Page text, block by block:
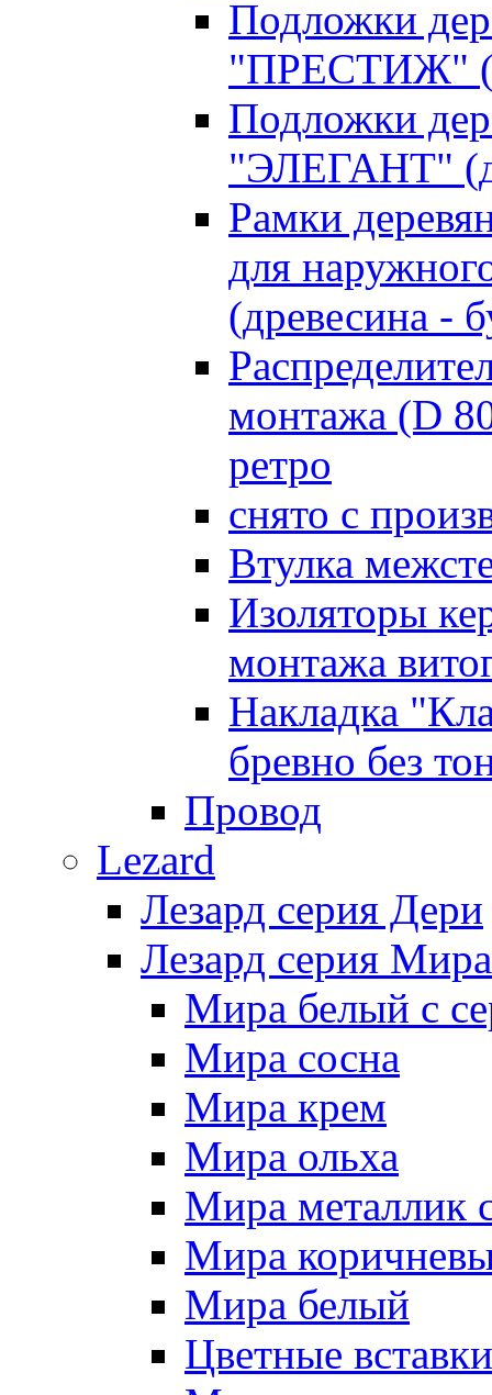
Подложки
"ПРЕСТИЖ"
Подложки
"ЭЛЕГАНТ"
Рамки
для
(древесина -
монтажа (D
ретро
снято с
Втулка
Изоляторы
монтажа
Накладка
бревно без
Провод
Lezard
Лезард серия Дери
Лезард серия Мира
Мира белый c
Мира сосна
Мира крем
Мира ольха
Мира металлик
Мира
Мира белый
Цветные вставки